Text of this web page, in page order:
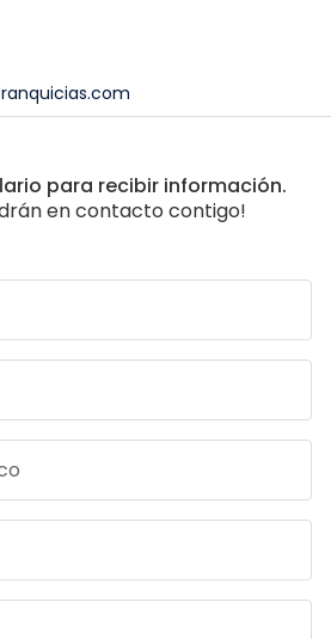
para recibir información.
en contacto contigo!